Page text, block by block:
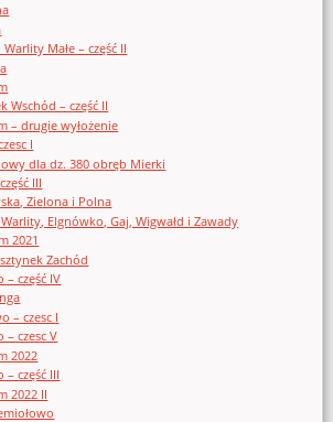
Małe – część II
Wschód – część II
– drugie wyłożenie
I
dla dz. 380 obręb Mierki
III
Zielona i Polna
Elgnówko, Gaj, Wigwałd i Zawady
2021
Zachód
– część IV
– czesc I
– czesc V
2022
– część III
2022 II